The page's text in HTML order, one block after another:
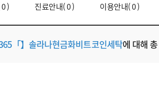
) 진료안내( 0 ) 이용안내( 0 )
「】솔라나현금화비트코인세탁에 대해 총